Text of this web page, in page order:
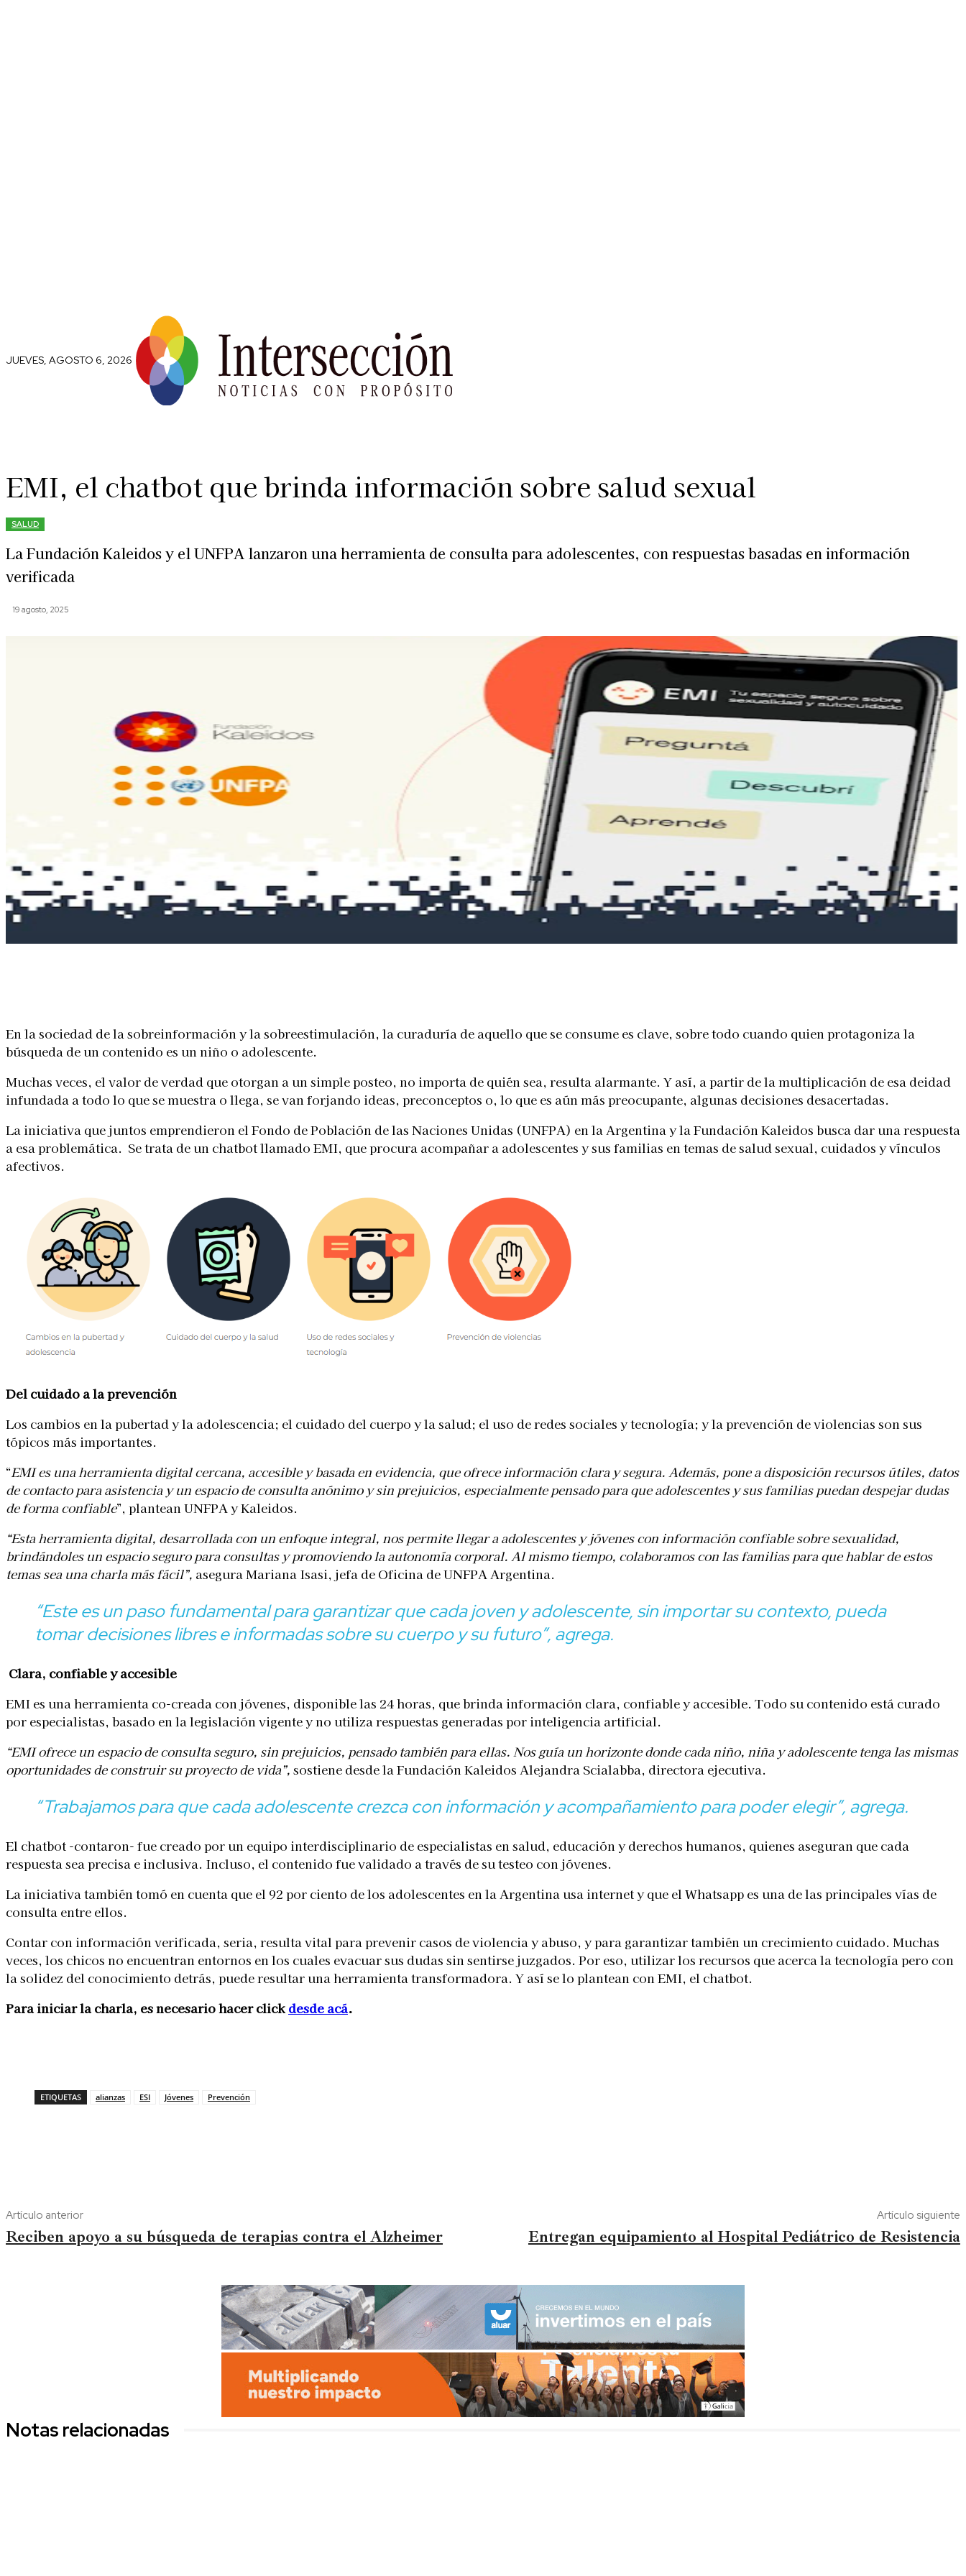
JUEVES, AGOSTO 6, 2026
EMI, el chatbot que brinda información sobre salud sexual
SALUD
La Fundación Kaleidos y el UNFPA lanzaron una herramienta de consulta para adolescentes, con respuestas basadas en información
verificada
19 agosto, 2025
En la sociedad de la sobreinformación y la sobreestimulación, la curaduría de aquello que se consume es clave, sobre todo cuando quien protagoniza la
búsqueda de un contenido es un niño o adolescente.
Muchas veces, el valor de verdad que otorgan a un simple posteo, no importa de quién sea, resulta alarmante. Y así, a partir de la multiplicación de esa deidad
infundada a todo lo que se muestra o llega, se van forjando ideas, preconceptos o, lo que es aún más preocupante, algunas decisiones desacertadas.
La iniciativa que juntos emprendieron el Fondo de Población de las Naciones Unidas (UNFPA) en la Argentina y la Fundación Kaleidos busca dar una respuesta
a esa problemática. Se trata de un chatbot llamado EMI, que procura acompañar a adolescentes y sus familias en temas de salud sexual, cuidados y vínculos
afectivos.
Del cuidado a la prevención
Los cambios en la pubertad y la adolescencia; el cuidado del cuerpo y la salud; el uso de redes sociales y tecnología; y la prevención de violencias son sus
tópicos más importantes.
“EMI es una herramienta digital cercana, accesible y basada en evidencia, que ofrece información clara y segura. Además, pone a disposición recursos útiles, datos
de contacto para asistencia y un espacio de consulta anónimo y sin prejuicios, especialmente pensado para que adolescentes y sus familias puedan despejar dudas
de forma confiable”, plantean UNFPA y Kaleidos.
“Esta herramienta digital, desarrollada con un enfoque integral, nos permite llegar a adolescentes y jóvenes con información confiable sobre sexualidad,
brindándoles un espacio seguro para consultas y promoviendo la autonomía corporal. Al mismo tiempo, colaboramos con las familias para que hablar de estos
temas sea una charla más fácil”, asegura Mariana Isasi, jefa de Oficina de UNFPA Argentina.
“Este es un paso fundamental para garantizar que cada joven y adolescente, sin importar su contexto, pueda
tomar decisiones libres e informadas sobre su cuerpo y su futuro”, agrega.
Clara, confiable y accesible
EMI es una herramienta co-creada con jóvenes, disponible las 24 horas, que brinda información clara, confiable y accesible. Todo su contenido está curado
por especialistas, basado en la legislación vigente y no utiliza respuestas generadas por inteligencia artificial.
“EMI ofrece un espacio de consulta seguro, sin prejuicios, pensado también para ellas. Nos guía un horizonte donde cada niño, niña y adolescente tenga las mismas
oportunidades de construir su proyecto de vida”, sostiene desde la Fundación Kaleidos Alejandra Scialabba, directora ejecutiva.
“Trabajamos para que cada adolescente crezca con información y acompañamiento para poder elegir”, agrega.
El chatbot -contaron- fue creado por un equipo interdisciplinario de especialistas en salud, educación y derechos humanos, quienes aseguran que cada
respuesta sea precisa e inclusiva. Incluso, el contenido fue validado a través de su testeo con jóvenes.
La iniciativa también tomó en cuenta que el 92 por ciento de los adolescentes en la Argentina usa internet y que el Whatsapp es una de las principales vías de
consulta entre ellos.
Contar con información verificada, seria, resulta vital para prevenir casos de violencia y abuso, y para garantizar también un crecimiento cuidado. Muchas
veces, los chicos no encuentran entornos en los cuales evacuar sus dudas sin sentirse juzgados. Por eso, utilizar los recursos que acerca la tecnología pero con
la solidez del conocimiento detrás, puede resultar una herramienta transformadora. Y así se lo plantean con EMI, el chatbot.
Para iniciar la charla, es necesario hacer click desde acá.
ETIQUETAS alianzas ESI Jóvenes Prevención
Artículo anterior
Reciben apoyo a su búsqueda de terapias contra el Alzheimer
Artículo siguiente
Entregan equipamiento al Hospital Pediátrico de Resistencia
Notas relacionadas